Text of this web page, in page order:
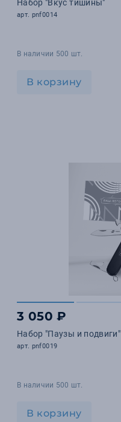
Набор "Вкус тишины"
арт. pnf0014
В наличии 500 шт.
В корзину
3 050 ₽
Набор "Паузы и подвиги"
арт. pnf0019
В наличии 500 шт.
В корзину